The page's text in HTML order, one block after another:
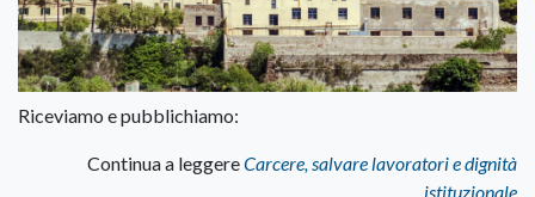
Riceviamo e pubblichiamo:
Continua a leggereCarcere, salvare lavoratori e dignità
istituzionale